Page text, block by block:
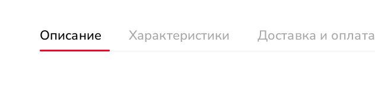
Описание Характеристики Доставка и оплата